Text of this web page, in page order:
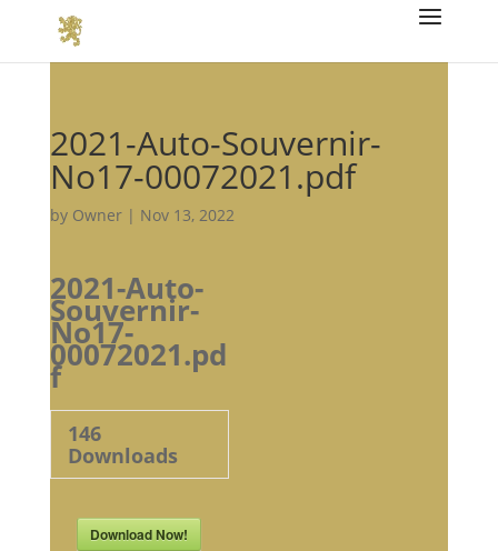
2021-Auto-Souvernir-
No17-00072021.pdf
by Owner| Nov 13, 2022
2021-Auto-
Souvernir-
No17-
00072021.pd
f
146
Downloads
Download Now!